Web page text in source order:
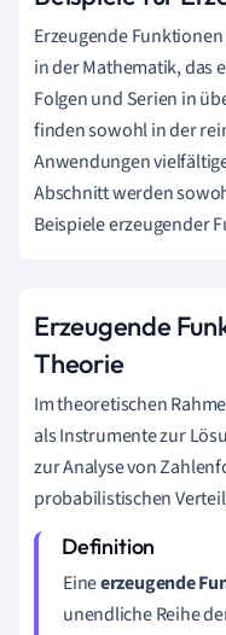
Erzeugende
in der Mathematik, das
Folgen und Serien in
finden sowohl in der
Anwendungen
Abschnitt werden
Beispiele erzeugender
Erzeugende
Theorie
Im theoretischen
als Instrumente zur
zur Analyse von
probabilistischen
Eineerzeugende
unendliche Reihe